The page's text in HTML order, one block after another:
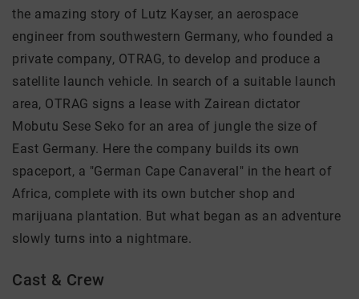
the amazing story of Lutz Kayser, an aerospace
engineer from southwestern Germany, who founded a
private company, OTRAG, to develop and produce a
satellite launch vehicle. In search of a suitable launch
area, OTRAG signs a lease with Zairean dictator
Mobutu Sese Seko for an area of jungle the size of
East Germany. Here the company builds its own
spaceport, a "German Cape Canaveral" in the heart of
Africa, complete with its own butcher shop and
marijuana plantation. But what began as an adventure
slowly turns into a nightmare.
Cast & Crew